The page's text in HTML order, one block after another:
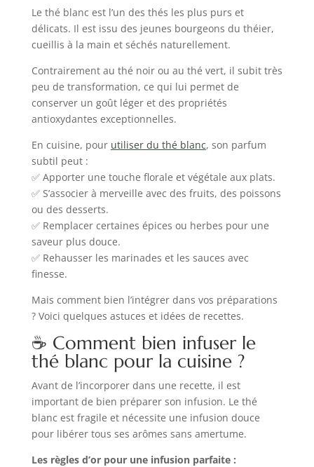
Le thé blanc est l’un des thés les plus purs et
délicats. Il est issu des jeunes bourgeons du théier,
cueillis à la main et séchés naturellement.
Contrairement au thé noir ou au thé vert, il subit très
peu de transformation, ce qui lui permet de
conserver un goût léger et des propriétés
antioxydantes exceptionnelles.
En cuisine, pour utiliser du thé blanc, son parfum
subtil peut :
✅ Apporter une touche florale et végétale aux plats.
✅ S’associer à merveille avec des fruits, des poissons
ou des desserts.
✅ Remplacer certaines épices ou herbes pour une
saveur plus douce.
✅ Rehausser les marinades et les sauces avec
finesse.
Mais comment bien l’intégrer dans vos préparations
? Voici quelques astuces et idées de recettes.
☕ Comment bien infuser le
thé blanc pour la cuisine ?
Avant de l’incorporer dans une recette, il est
important de bien préparer son infusion. Le thé
blanc est fragile et nécessite une infusion douce
pour libérer tous ses arômes sans amertume.
Les règles d’or pour une infusion parfaite :